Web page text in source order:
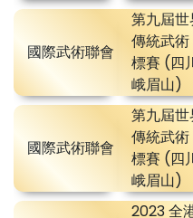
國際武術聯會
第九屆世
傳統武術
標賽 (四
峨眉山)
國際武術聯會
第九屆世
傳統武術
標賽 (四
峨眉山)
2023 全